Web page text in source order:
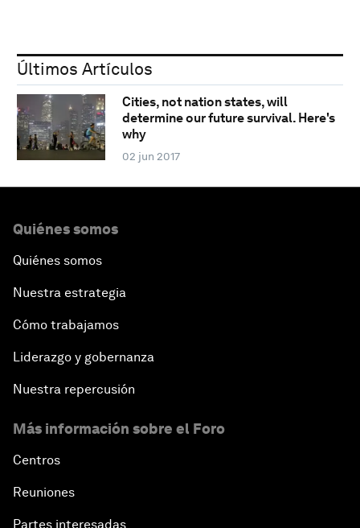
Últimos Artículos
Cities, not nation states, will
determine our future survival. Here's
why
02 jun 2017
Quiénes somos
Quiénes somos
Nuestra estrategia
Cómo trabajamos
Liderazgo y gobernanza
Nuestra repercusión
Más información sobre el Foro
Centros
Reuniones
Partes interesadas